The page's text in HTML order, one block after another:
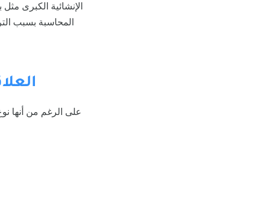
الإنشائية الكبرى
المحاسبة بسبب
على الرغم من أنها